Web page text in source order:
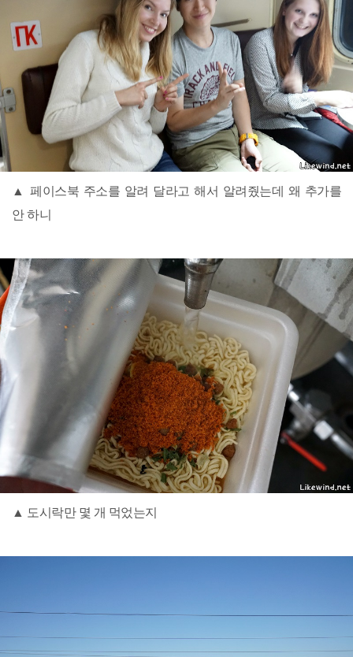
▲ 페이스북 주소를 알려 달라고 해서 알려줬는데 왜 추가를
안 하니
▲ 도시락만 몇 개 먹었는지